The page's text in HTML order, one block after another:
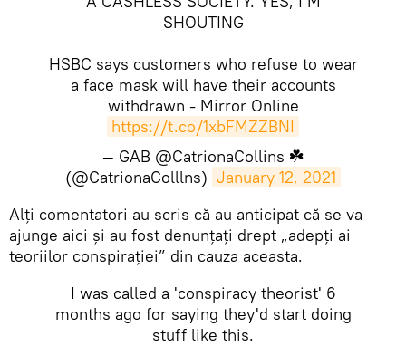
SHOUTING
HSBC says customers who refuse to wear
a face mask will have their accounts
withdrawn - Mirror Online
https://t.co/1xbFMZZBNI
— GAB @CatrionaCollins ☘️
(@CatrionaColllns) January 12, 2021
​Alţi comentatori au scris că au anticipat că se va
ajunge aici și au fost denunțați drept „adepţi ai
teoriilor conspirației” din cauza aceasta.
I was called a 'conspiracy theorist' 6
months ago for saying they'd start doing
stuff like this.